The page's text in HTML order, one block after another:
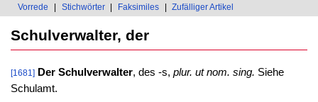
Vorrede Stichwörter Faksimiles Zufälliger Artikel
Schulverwalter, der
[1681] Der Schulverwalter, des -s, plur. ut nom. sing. Siehe
Schulamt.